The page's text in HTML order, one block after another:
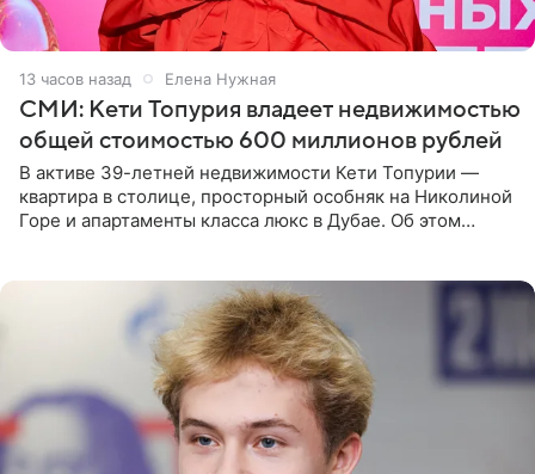
13 часов назад Елена Нужная
СМИ: Кети Топурия владеет недвижимостью
общей стоимостью 600 миллионов рублей
В активе 39-летней недвижимости Кети Топурии —
квартира в столице, просторный особняк на Николиной
Горе и апартаменты класса люкс в Дубае. Об этом